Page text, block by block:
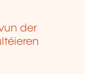
der